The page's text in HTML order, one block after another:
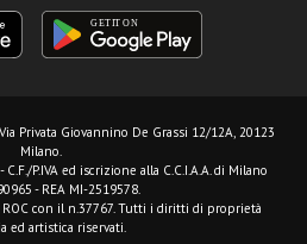
Privata Giovannino De Grassi 12/12A, 20123
Milano.
C.F./P.IVA ed iscrizione alla C.C.I.A.A. di Milano
- REA MI-2519578.
con il n.37767. Tutti i diritti di proprietà
ed artistica riservati.